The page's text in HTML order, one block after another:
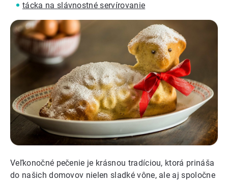
tácka na slávnostné servírovanie
Veľkonočné pečenie je krásnou tradíciou, ktorá prináša
do našich domovov nielen sladké vône, ale aj spoločne